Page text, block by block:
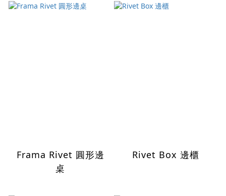
Frama Rivet 圓形邊
桌
Rivet Box 邊櫃